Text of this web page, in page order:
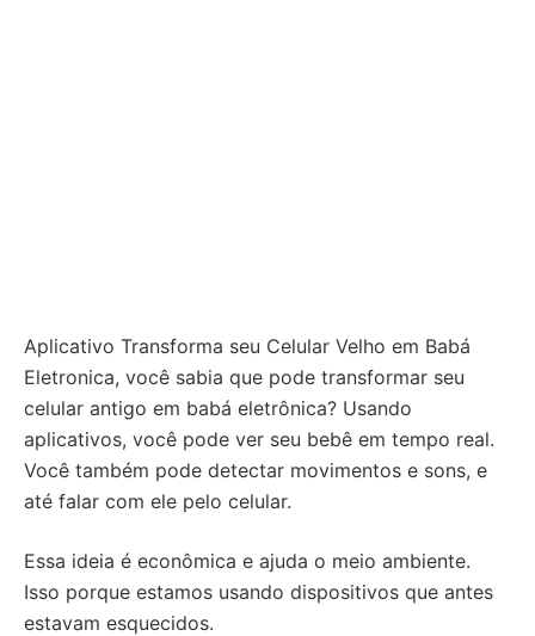
Aplicativo Transforma seu Celular Velho em Babá
Eletronica, você sabia que pode transformar seu
celular antigo em babá eletrônica? Usando
aplicativos, você pode ver seu bebê em tempo real.
Você também pode detectar movimentos e sons, e
até falar com ele pelo celular.
Essa ideia é econômica e ajuda o meio ambiente.
Isso porque estamos usando dispositivos que antes
estavam esquecidos.